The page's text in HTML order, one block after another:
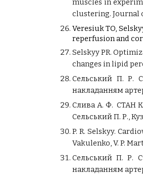
muscles in
clustering. Journal
Veresiuk TO,
reperfusion and
Selskyy PR.
changes in lipid
Сельський П. Р.
накладанням
Слива А. Ф. СТАН
Сельський П. Р.,
P. R. Selskyy.
Vakulenko, V. P.
Сельський П. Р.
накладанням